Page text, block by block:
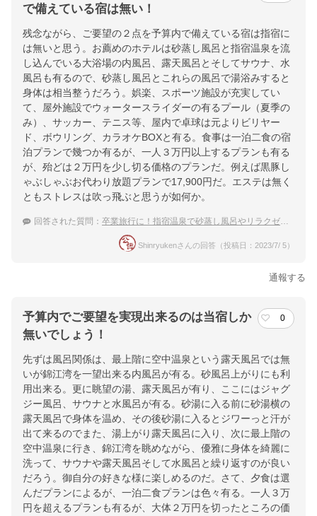
で備えている宿は無い！
残念ながら、ご要望の２点を予算内で備えている宿は指宿に
は無いと思う。お薦めのホテルは砂蒸し風呂と指宿温泉を流
し込んでいる大浴場の内風呂、露天風呂とそしてサウナ、水
風呂も有るので、砂蒸し風呂とこれらの風呂で湯浴みすると
身体は相当整うだろう。娯楽、スポーツ施設が充実してい
て、屋外施設でウォータースライダーの有るプール（夏季の
み）、サッカー、テニス等、屋内で卓球は元よりビリヤー
ド、ボウリング、カラオケBOXと有る。食事は一泊二食の宿
泊プランで幾つか有るが、一人３万円以上するプランも有る
が、殆どは２万円を少し切る価格のプランだ。例えば黒豚し
ゃぶしゃぶお代わり放題プランで17,900円だ。エステは無く
ともストレスは吹っ飛ぶと思うが如何か。
回答された質問： 卒業旅行に！指宿温泉で砂蒸し風呂やリラクゼーション利用できる宿でゆっくり過ごしたい。
Shinryukenさんの回答（投稿日：2023/7/ 5）
通報する
予算内でご要望を実現出来るのは当宿しか
無いでしょう！
0
先ずは風呂関係は、最上階に空中温泉という露天風呂では無
いが錦江湾を一望出来る内風呂が有る。砂風呂上がりにも利
用出来る。更に眺望の湯、露天風呂が有り、ここにはジャグ
ジー風呂、サウナと水風呂が有る。砂湯に入る前に砂湯横の
露天風呂で身体を温め、その後砂湯に入るとジワーっと汗が
出て来るのでまた、湯上がり露天風呂に入り、次に最上階の
空中温泉に行き、錦江湾を眺めながら、優雅に身体を綺麗に
洗って、サウナや露天風呂そして水風呂と繰り返すのが良い
だろう。御自分の好きな様に楽しめるのだ。さて、夕食は選
んだプランによるが、一泊二食プランは色々有る。一人３万
円を超えるプランも有るが、大体２万円を切ったところの価